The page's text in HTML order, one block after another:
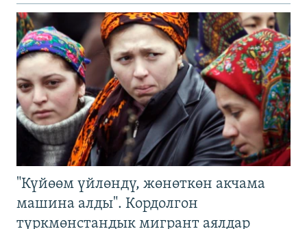
"Күйөөм үйлөндү, жөнөткөн акчама
машина алды". Кордолгон
түркмөнстандык мигрант аялдар